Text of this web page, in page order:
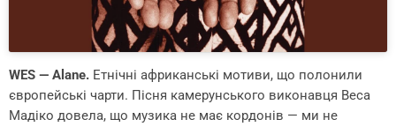
WES — Alane. Етнічні африканські мотиви, що полонили
європейські чарти. Пісня камерунського виконавця Веса
Мадіко довела, що музика не має кордонів — ми не